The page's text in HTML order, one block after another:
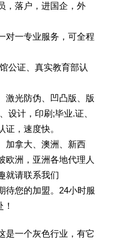
，落户，进国企，外
对一专业服务，可全程
公证、真实教育部认
激光防伪、凹凸版、版
设计，印刷;毕业.证、
，速度快。
加拿大、澳洲、新西
欧洲，亚洲各地代理人
就请联系我们
您的加盟。24小时服
是一个灰色行业，有它